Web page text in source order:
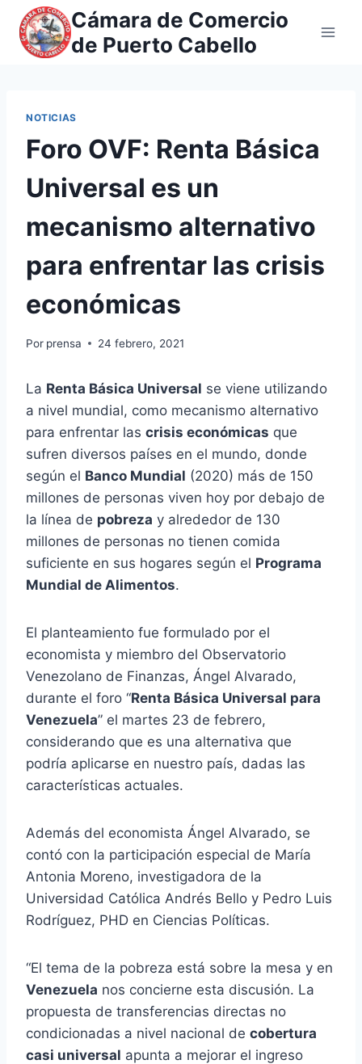
Saltar
contenido
Cámara de Comercio
de Puerto Cabello
NOTICIAS
Foro OVF: Renta Básica
Universal es un
mecanismo alternativo
para enfrentar las crisis
económicas
Por prensa 24 febrero, 2021
La Renta Básica Universal se viene utilizando
a nivel mundial, como mecanismo alternativo
para enfrentar las crisis económicas que
sufren diversos países en el mundo, donde
según el Banco Mundial (2020) más de 150
millones de personas viven hoy por debajo de
la línea de pobreza y alrededor de 130
millones de personas no tienen comida
suficiente en sus hogares según el Programa
Mundial de Alimentos.
El planteamiento fue formulado por el
economista y miembro del Observatorio
Venezolano de Finanzas, Ángel Alvarado,
durante el foro “Renta Básica Universal para
Venezuela” el martes 23 de febrero,
considerando que es una alternativa que
podría aplicarse en nuestro país, dadas las
características actuales.
Además del economista Ángel Alvarado, se
contó con la participación especial de María
Antonia Moreno, investigadora de la
Universidad Católica Andrés Bello y Pedro Luis
Rodríguez, PHD en Ciencias Políticas.
“El tema de la pobreza está sobre la mesa y en
Venezuela nos concierne esta discusión. La
propuesta de transferencias directas no
condicionadas a nivel nacional de cobertura
casi universal apunta a mejorar el ingreso